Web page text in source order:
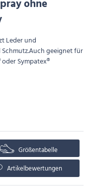
ohne
Leder und
geeignet für
Sympatex®
Größentabelle
Artikelbewertungen